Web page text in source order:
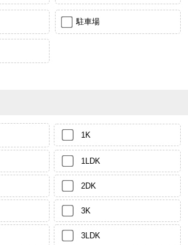
駐車場
1K
1LDK
2DK
3K
3LDK